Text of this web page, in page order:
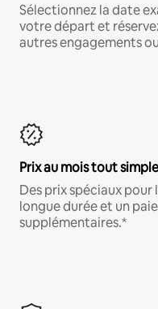
Sélectionnez la date
votre départ et
autres engagements
Prix au mois tout
Des prix spéciaux
longue durée et un
supplémentaires.*